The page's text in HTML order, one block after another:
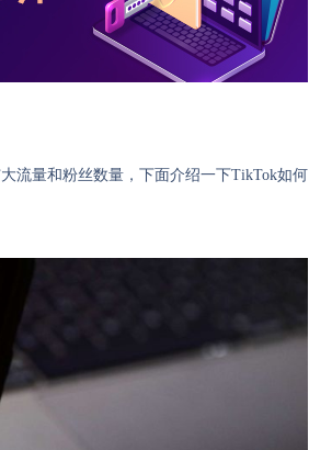
流量和粉丝数量，下面介绍一下TikTok如何